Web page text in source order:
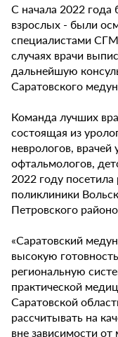
С начала 2022 года
взрослых - были
специалистами
случаях врачи
дальнейшую
Саратовского
Команда лучших
состоящая из
неврологов, врачей
офтальмологов,
2022 году
поликлиники
Петровского
«Саратовский
высокую
региональную
практической
Саратовской
рассчитывать на
вне зависимости